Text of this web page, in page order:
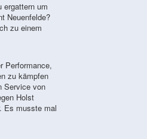
ergattern um
Neuenfelde?
zu einem
Performance,
zu kämpfen
Service von
Holst
Es musste mal